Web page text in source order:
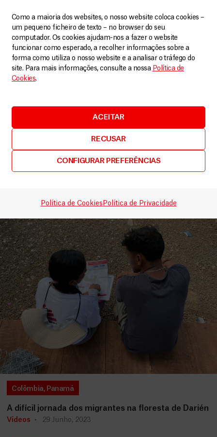
Como a maioria dos websites, o nosso website coloca cookies –
um pequeno ficheiro de texto – no browser do seu
computador. Os cookies ajudam-nos a fazer o website
funcionar como esperado, a recolher informações sobre a
forma como utiliza o nosso website e a analisar o tráfego do
site. Para mais informações, consulte a nossa Política de
Cookies.
ACEITAR
RECUSAR
CONFIGURAR PREFERÊNCIAS
Política de Cookies Política de Privacidade
A violência sexual no estreito de Darién é cada vez
mais cruel e desumana
23 Novembro, 2023
Colômbia, Panamá
A difícil jornada dos migrantes na floresta de Darién
Vídeos 29 Junho, 2023